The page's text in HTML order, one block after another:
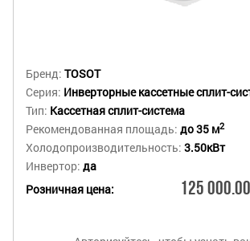
Бренд: TOSOT
Серия: Инверторные кассетные сплит-
Тип: Кассетная сплит-система
Рекомендованная площадь: до 35 м2
Холодопроизводительность: 3.50кВт
Инвертор: да
Розничная цена:
125